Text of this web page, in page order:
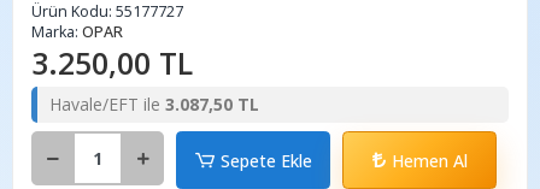
Ürün Kodu: 55177727
Marka: OPAR
3.250,00 TL
Havale/EFT ile 3.087,50 TL
Sepete Ekle Hemen Al